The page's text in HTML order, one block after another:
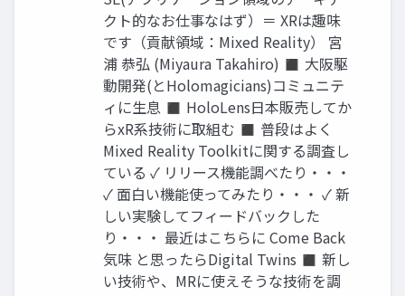
クト的なお仕事なはず）＝ XRは趣味
です（貢献領域：Mixed Reality） 宮
浦 恭弘 (Miyaura Takahiro) ◼ 大阪駆
動開発(とHolomagicians)コミュニテ
ィに生息 ◼ HoloLens日本販売してか
らxR系技術に取組む ◼ 普段はよく
Mixed Reality Toolkitに関する調査し
ている ✓ リリース機能調べたり・・・
✓ 面白い機能使ってみたり・・・ ✓ 新
しい実験してフィードバックした
り・・・ 最近はこちらに Come Back
気味 と思ったらDigital Twins ◼ 新し
い技術や、MRに使えそうな技術を調